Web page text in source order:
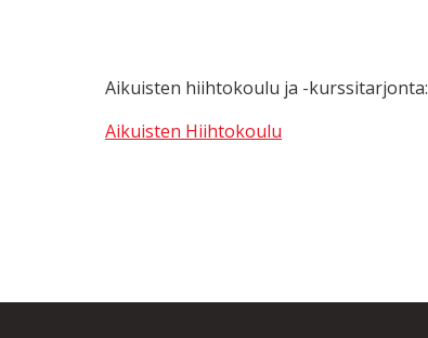
Aikuisten hiihtokoulu ja -kurssitarjonta:
Aikuisten Hiihtokoulu